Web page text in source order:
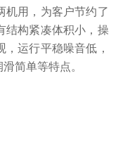
机用，为客户节约了
结构紧凑体积小，操
运行平稳噪音低，
简单等特点。